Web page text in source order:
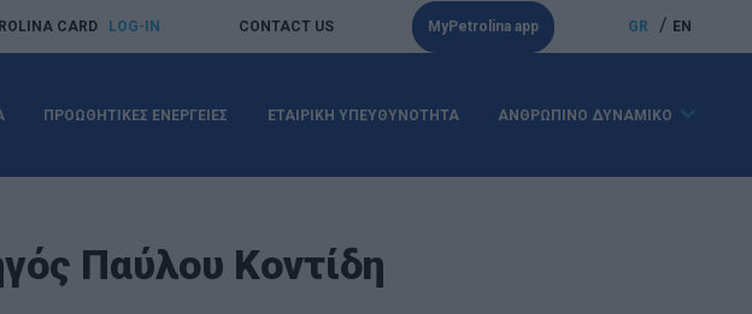
GR / EN
CARD LOG-IN CONTACT US MyPetrolina app
ΠΡΟΩΘΗΤΙΚΕΣ ΕΝΕΡΓΕΙΕΣ ΕΤΑΙΡΙΚΗ ΥΠΕΥΘΥΝΟΤΗΤΑ ΑΝΘΡΩΠΙΝΟ ΔΥΝΑΜΙΚΟ
Παύλου Κοντίδη